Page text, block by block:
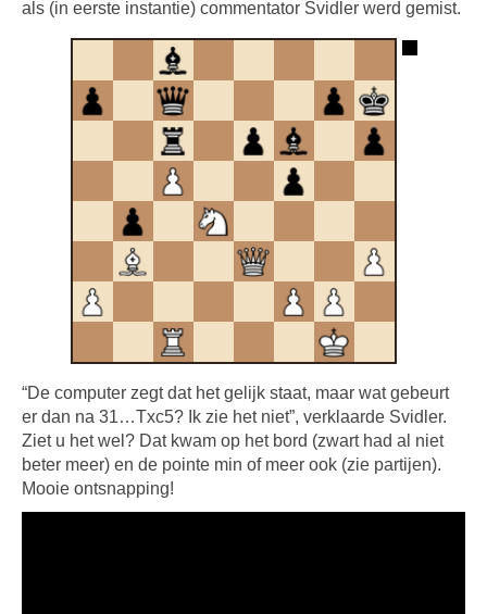
als (in eerste instantie) commentator Svidler werd gemist.
“De computer zegt dat het gelijk staat, maar wat gebeurt
er dan na 31…Txc5? Ik zie het niet”, verklaarde Svidler.
Ziet u het wel? Dat kwam op het bord (zwart had al niet
beter meer) en de pointe min of meer ook (zie partijen).
Mooie ontsnapping!